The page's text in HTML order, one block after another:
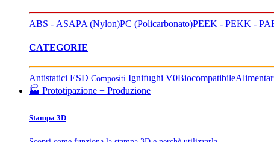
ABS - ASAPA (Nylon)PC (Policarbonato)PEEK - PEKK -
CATEGORIE
Antistatici ESD Compositi Ignifughi V0Biocompatibile
🏭 Prototipazione + Produzione
Stampa 3D